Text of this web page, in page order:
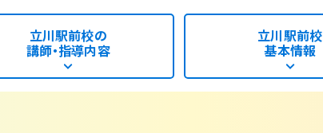
立川駅前校の
講師・指導内容
立川駅前校
基本情報